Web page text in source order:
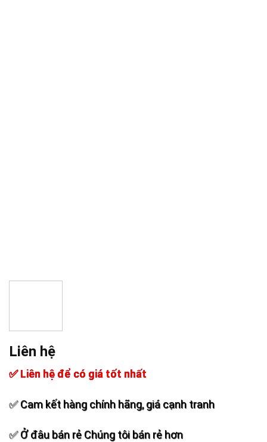
Liên hệ
✅ Liên hệ để có giá tốt nhất
✅ Cam kết hàng chính hãng, giá cạnh tranh
✅ Ở đâu bán rẻ Chúng tôi bán rẻ hơn